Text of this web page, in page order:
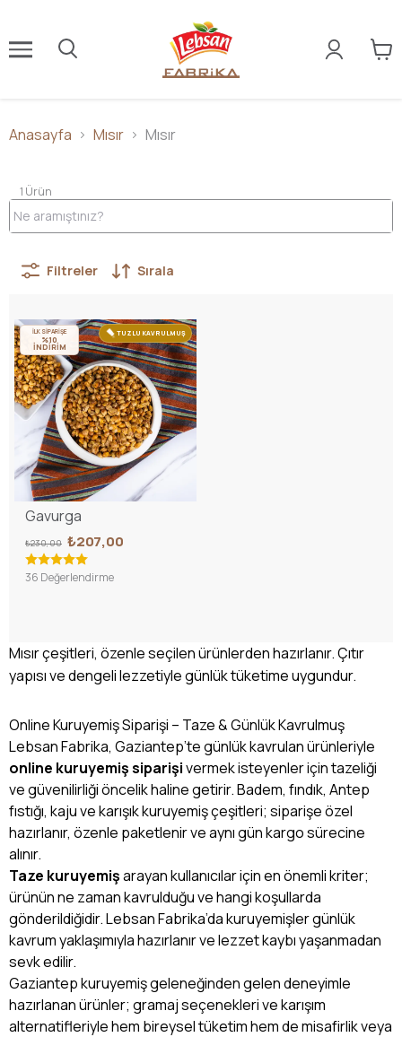
Anasayfa Mısır Mısır
1 Ürün
Filtreler Sırala
TUZLU KAVRULMUŞ
İLK SİPARİŞE
%10
İNDİRİM
Gavurga
₺230,00 ₺207,00
36 Değerlendirme
Mısır çeşitleri, özenle seçilen ürünlerden hazırlanır. Çıtır
yapısı ve dengeli lezzetiyle günlük tüketime uygundur.
Online Kuruyemiş Siparişi – Taze & Günlük Kavrulmuş
Lebsan Fabrika, Gaziantep’te günlük kavrulan ürünleriyle
online kuruyemiş siparişivermek isteyenler için tazeliği
ve güvenilirliği öncelik haline getirir. Badem, fındık, Antep
fıstığı, kaju ve karışık kuruyemiş çeşitleri; siparişe özel
hazırlanır, özenle paketlenir ve aynı gün kargo sürecine
alınır.
Taze kuruyemişarayan kullanıcılar için en önemli kriter;
ürünün ne zaman kavrulduğu ve hangi koşullarda
gönderildiğidir. Lebsan Fabrika’da kuruyemişler günlük
kavrum yaklaşımıyla hazırlanır ve lezzet kaybı yaşanmadan
sevk edilir.
Gaziantep kuruyemiş geleneğinden gelen deneyimle
hazırlanan ürünler; gramaj seçenekleri ve karışım
alternatifleriyle hem bireysel tüketim hem de misafirlik veya